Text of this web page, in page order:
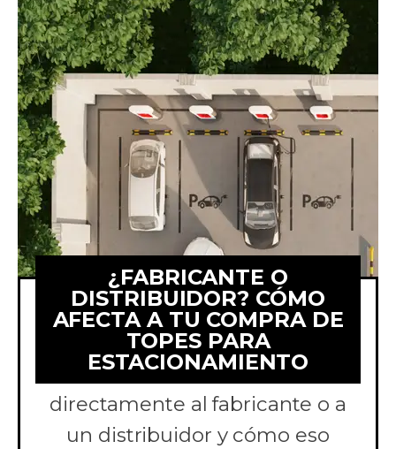
¿FABRICANTE O
DISTRIBUIDOR? CÓMO
AFECTA A TU COMPRA DE
TOPES PARA
ESTACIONAMIENTO
Comparamos comprar topes
para estacionamiento
directamente al fabricante o a
un distribuidor y cómo eso